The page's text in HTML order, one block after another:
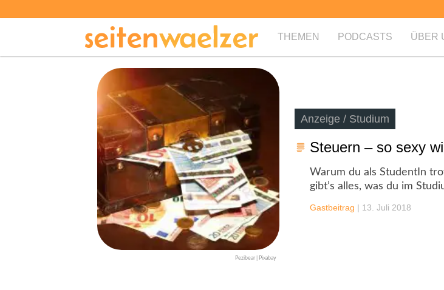
THEMEN PODCASTS ÜBER
Pezibear | Pixabay
Anzeige / Studium
Steuern – so sexy
Warum du als StudentIn
gibt’s alles, was du im
Gastbeitrag | 13. Juli 2018